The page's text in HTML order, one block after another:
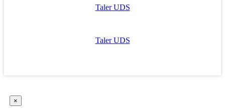
Taler UDS
Taler UDS
×